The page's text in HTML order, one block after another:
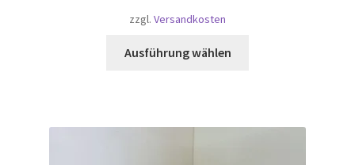
zzgl. Versandkosten
Ausführung wählen